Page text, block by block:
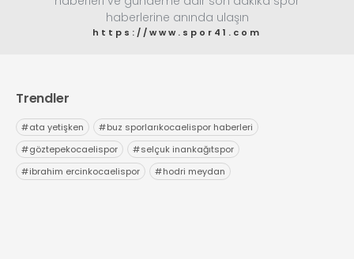
haberlerine anında ulaşın
https://www.spor41.com
Trendler
#ata yetişken #buz sporlarıkocaelispor haberleri
#göztepekocaelispor #selçuk inankağıtspor
#ibrahim ercinkocaelispor #hodri meydan
info@spor41.com